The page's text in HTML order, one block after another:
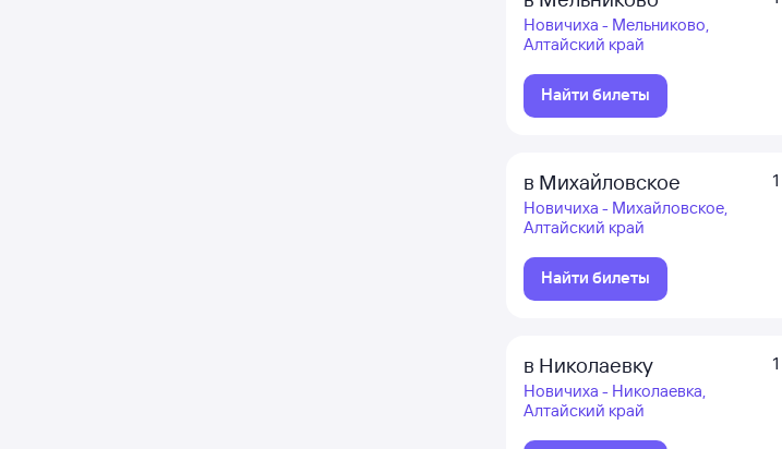
Новичиха - Мельниково,
Алтайский край
Найти билеты
в Михайловское
Новичиха - Михайловское,
Алтайский край
Найти билеты
1
в Николаевку
Новичиха - Николаевка,
Алтайский край
1